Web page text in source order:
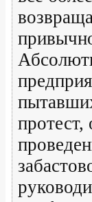
протест,